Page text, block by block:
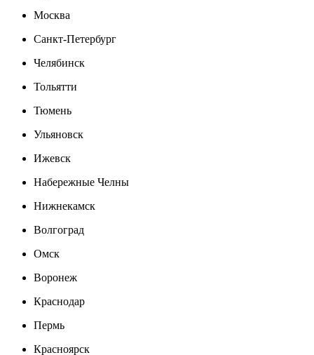
Москва
Санкт-Петербург
Челябинск
Тольятти
Тюмень
Ульяновск
Ижевск
Набережные Челны
Нижнекамск
Волгоград
Омск
Воронеж
Краснодар
Пермь
Красноярск